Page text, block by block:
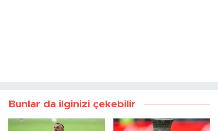
Bunlar da ilginizi çekebilir